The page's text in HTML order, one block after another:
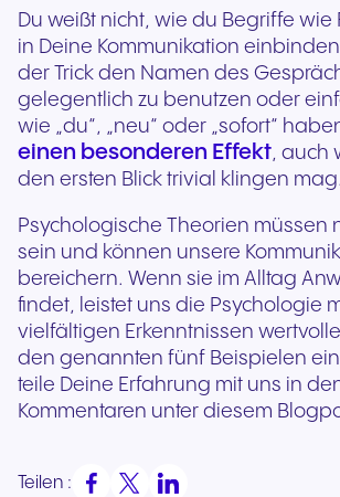
Du weißt nicht, wie du Begriffe wie
in Deine Kommunikation
der Trick den Namen des
gelegentlich zu benutzen oder
wie „du“, „neu“ oder „sofort“
einen besonderen Effekt, auch
den ersten Blick trivial klingen mag.
Psychologische Theorien müssen
sein und können unsere
bereichern. Wenn sie im Alltag
findet, leistet uns die Psychologie
vielfältigen Erkenntnissen
den genannten fünf Beispielen
teile Deine Erfahrung mit uns in
Kommentaren unter diesem
Teilen :